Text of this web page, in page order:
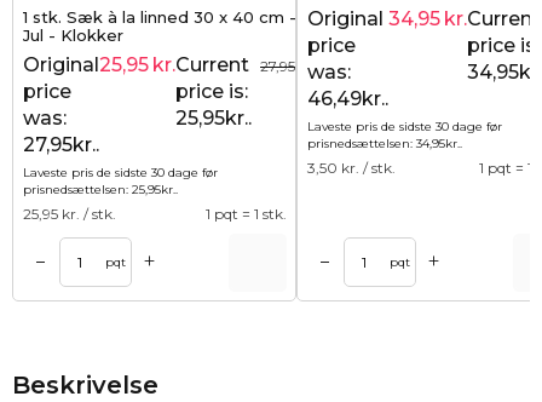
1 stk. Sæk à la linned 30 x 40 cm -
Jul - Klokker
27,95 kr.
Original
price
was:
27,95kr..
25,95 kr.Current
price is:
25,95kr..
Laveste pris de sidste 30 dage før
prisnedsættelsen: 25,95kr..
25,95 kr. / stk. 1 pqt = 1 stk.
– pqt +
Original
price
was:
46,49kr..
34,95 kr.Current
price is:
Laveste pris de sidste 30 dage før
prisnedsættelsen: 34,95kr..
3,50 kr. / stk. 1 pqt =
– pqt +
Beskrivelse